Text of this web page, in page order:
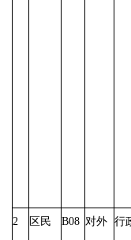
2 区民 B08 对外 行